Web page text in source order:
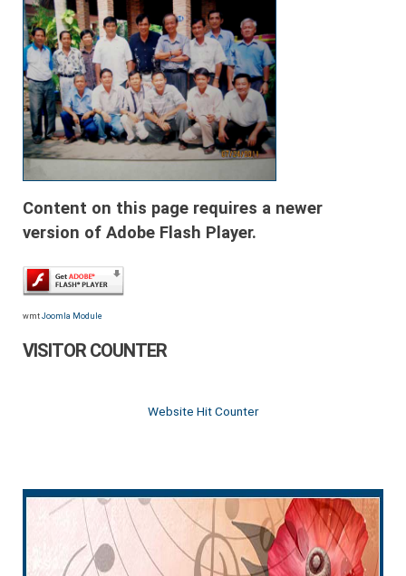
Content on this page requires a newer
version of Adobe Flash Player.
wmt Joomla Module
VISITOR COUNTER
Website Hit Counter